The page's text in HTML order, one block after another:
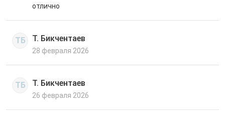
отлично
ТБ Т. Бикчентаев
28 февраля 2026
ТБ Т. Бикчентаев
26 февраля 2026